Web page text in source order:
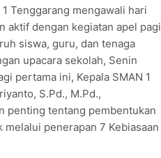
Tenggarang mengawali hari
aktif dengan kegiatan apel pagi
siswa, guru, dan tenaga
upacara sekolah, Senin
pertama ini, Kepala SMAN 1
S.Pd., M.Pd.,
penting tentang pembentukan
penerapan 7 Kebiasaan